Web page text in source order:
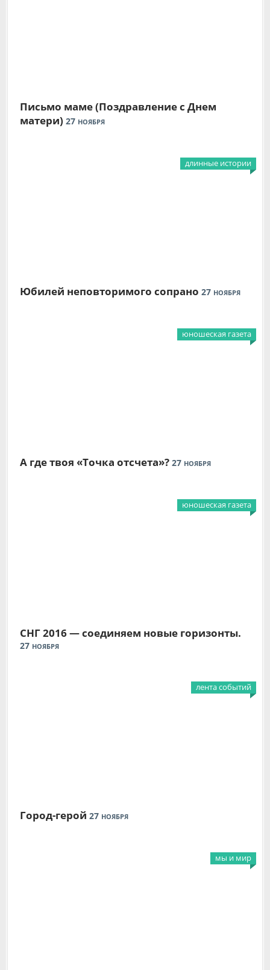
Письмо маме (Поздравление с Днем
матери) 27 НОЯБРЯ
длинные истории
Юбилей неповторимого сопрано 27 НОЯБРЯ
юношеская газета
А где твоя «Точка отсчета»? 27 НОЯБРЯ
юношеская газета
СНГ 2016 — соединяем новые горизонты.
27 НОЯБРЯ
лента событий
Город-герой 27 НОЯБРЯ
мы и мир